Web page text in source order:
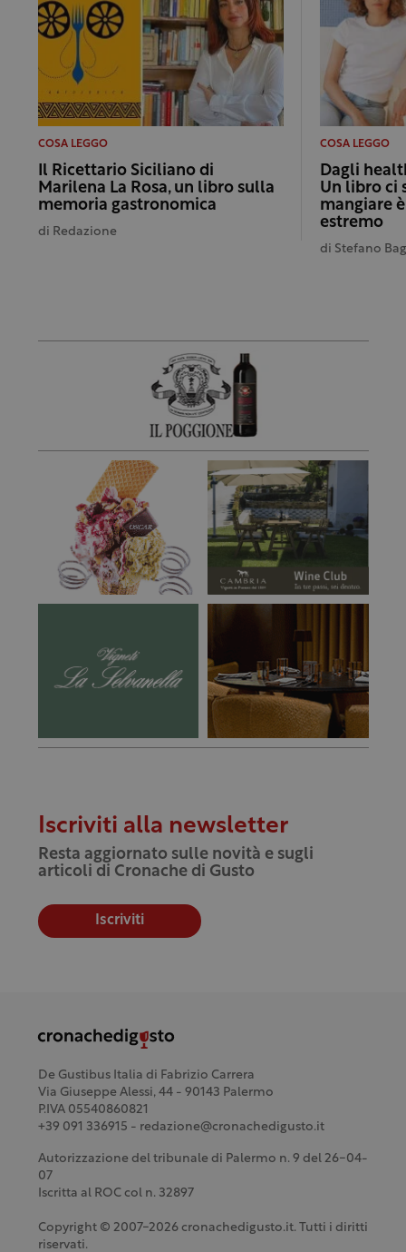
COSA LEGGO
Il Ricettario Siciliano di
Marilena La Rosa, un libro sulla
memoria gastronomica
di Redazione
COSA LEGGO
Dagli
Un libro ci
mangiare
estremo
di Stefano
Iscriviti alla newsletter
Resta aggiornato sulle novità e sugli
articoli di Cronache di Gusto
Iscriviti
De Gustibus Italia di Fabrizio Carrera
Via Giuseppe Alessi, 44 - 90143 Palermo
P.IVA 05540860821
+39 091 336915 - redazione@cronachedigusto.it
Autorizzazione del tribunale di Palermo n. 9 del 26-04-
07
Iscritta al ROC col n. 32897
Copyright © 2007-2026 cronachedigusto.it. Tutti i diritti
riservati.